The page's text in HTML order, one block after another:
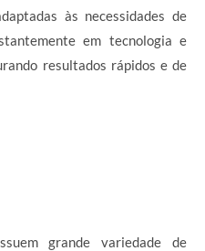
às necessidades de
em tecnologia e
resultados rápidos e de
grande variedade de